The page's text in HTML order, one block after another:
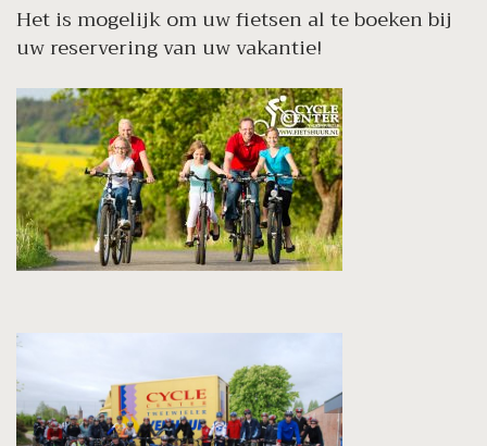
Het is mogelijk om uw fietsen al te boeken bij
uw reservering van uw vakantie!